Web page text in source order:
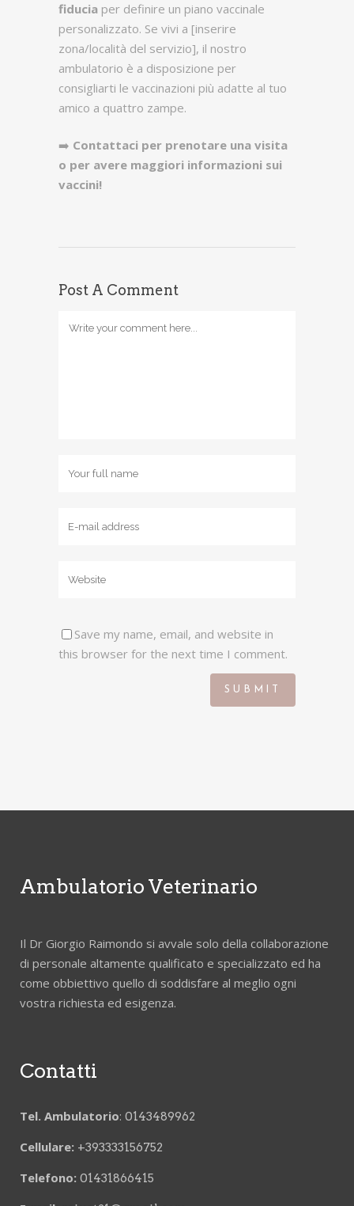
fiducia per definire un piano vaccinale
personalizzato. Se vivi a [inserire
zona/località del servizio], il nostro
ambulatorio è a disposizione per
consigliarti le vaccinazioni più adatte al tuo
amico a quattro zampe.
➡️ Contattaci per prenotare una visita
o per avere maggiori informazioni sui
vaccini!
Post A Comment
Save my name, email, and website in
this browser for the next time I comment.
Ambulatorio Veterinario
Il Dr Giorgio Raimondo si avvale solo della collaborazione
di personale altamente qualificato e specializzato ed ha
come obbiettivo quello di soddisfare al meglio ogni
vostra richiesta ed esigenza.
Contatti
Tel. Ambulatorio: 0143489962
Cellulare: +393333156752
Telefono: 01431866415